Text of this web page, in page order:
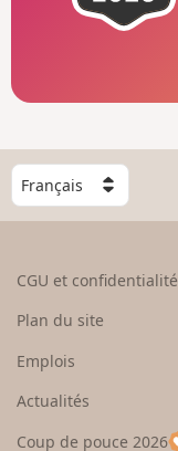
C
h
o
e
u
CGU et confidentialité
Plan du site
Emplois
Actualités
Coup de pouce 2026